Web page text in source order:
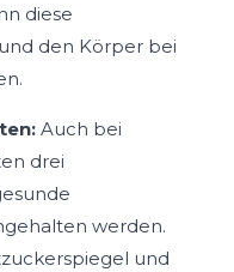
diese
den Körper bei
Auch bei
drei
werden.
und